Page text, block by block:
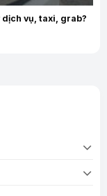
dịch vụ, taxi, grab?